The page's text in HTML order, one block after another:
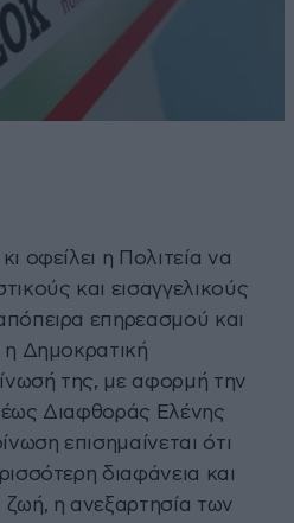
οφείλει η Πολιτεία να
και εισαγγελικούς
επηρεασμού και
η Δημοκρατική
της, με αφορμή την
Διαφθοράς Ελένης
επισημαίνεται ότι
διαφάνεια και
η ανεξαρτησία των